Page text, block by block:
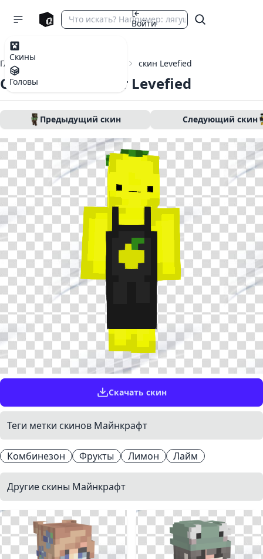
Скины
Головы
Войти
Главная скин Levefied
Скин Майнкрафт Levefied
Предыдущий скин Следующий скин
Скачать скин
Теги метки скинов Майнкрафт
Комбинезон Фрукты Лимон Лайм
Другие скины Майнкрафт